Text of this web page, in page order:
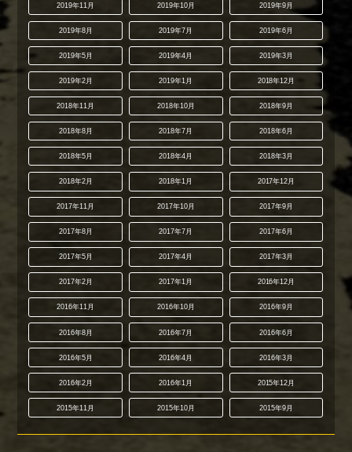
2019年11月 2019年10月 2019年9月
2019年8月 2019年7月 2019年6月
2019年5月 2019年4月 2019年3月
2019年2月 2019年1月 2018年12月
2018年11月 2018年10月 2018年9月
2018年8月 2018年7月 2018年6月
2018年5月 2018年4月 2018年3月
2018年2月 2018年1月 2017年12月
2017年11月 2017年10月 2017年9月
2017年8月 2017年7月 2017年6月
2017年5月 2017年4月 2017年3月
2017年2月 2017年1月 2016年12月
2016年11月 2016年10月 2016年9月
2016年8月 2016年7月 2016年6月
2016年5月 2016年4月 2016年3月
2016年2月 2016年1月 2015年12月
2015年11月 2015年10月 2015年9月